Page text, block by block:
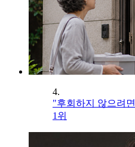
4.
"후회하지 않으려
1위